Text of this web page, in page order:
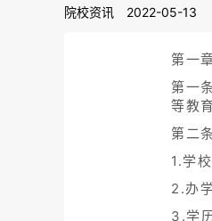
院校资讯 2022-05-13
第一
第一
等教
第二
1.学
2.办
3.学